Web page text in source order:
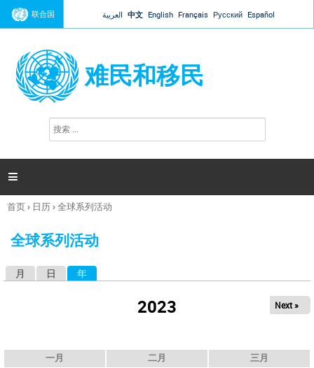
Jump to navigation
联合国 العربية 中文 English Français Русский Español
难民和移民
搜
索

你
这
首页› 日历›全球系列活动
全球系列活动
月 日 年
2023 Next »
一月 二月 三月